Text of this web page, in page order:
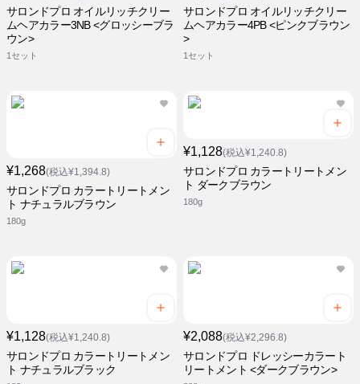
サロンドプロ オイルリッチクリー
ムヘアカラー3NB <グロッシーブラ
ウン>
1セット
サロンドプロ オイルリッチクリー
ムヘアカラー4PB <ピンクブラウン
>
1セット
¥1,268(税込¥1,394.8)
サロンドプロ カラートリートメン
ト ナチュラルブラウン
180g
¥1,128(税込¥1,240.8)
サロンドプロ カラートリートメン
ト ダークブラウン
180g
¥1,128(税込¥1,240.8)
サロンドプロ カラートリートメン
ト ナチュラルブラック
¥2,088(税込¥2,296.8)
サロンドプロ ドレッシーカラート
リートメント <ダークブラウン>